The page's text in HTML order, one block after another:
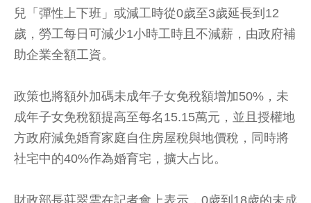
兒「彈性上下班」或減工時從0歲至3歲延長到12
歲，勞工每日可減少1小時工時且不減薪，由政府補
助企業全額工資。
政策也將額外加碼未成年子女免稅額增加50%，未
成年子女免稅額提高至每名15.15萬元，並且授權地
方政府減免婚育家庭自住房屋稅與地價稅，同時將
社宅中的40%作為婚育宅，擴大占比。
財政部長莊翠雲在記者會上表示，0歲到18歲的未成